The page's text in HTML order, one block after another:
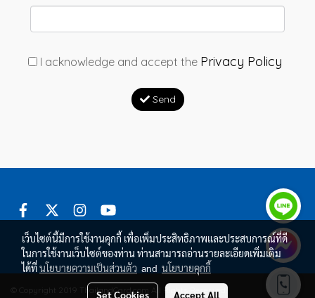
I acknowledge and accept the Privacy Policy
Send
© Copyright 2019 ThailandCard.com All Rights Reserved.
เว็บไซต์นี้มีการใช้งานคุกกี้ เพื่อเพิ่มประสิทธิภาพและประสบการณ์ที่ดี
ในการใช้งานเว็บไซต์ของท่าน ท่านสามารถอ่านรายละเอียดเพิ่มเติม
ได้ที่นโยบายความเป็นส่วนตัว and นโยบายคุกกี้
Set Cookies Accept All